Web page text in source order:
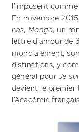
l’imposent
En novembre
pas, Mongo, un
lettre d’amour de
mondialement,
distinctions, y
général pour Je
devient le premier
l’Académie